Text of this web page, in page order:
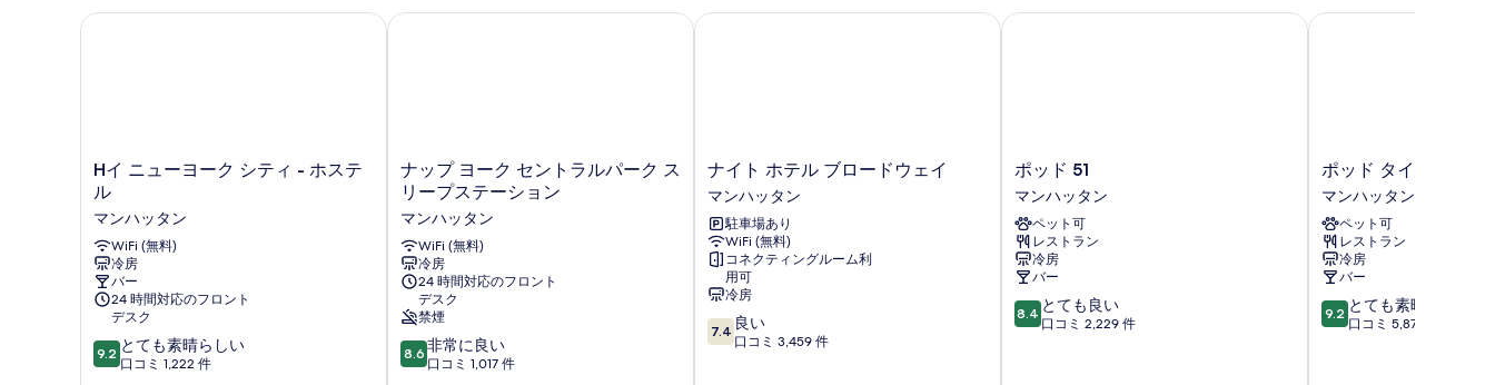
H
イ
ュ
ー
ヨ
ー
ク
テ
ィ
Hイ ニューヨーク シティ - ホステ
ル
マンハッタン
WiFi (無料)
冷房
バー
24 時間対応のフロント
デスク
10
段
9.2 とても素晴らしい
口コミ 1,222 件
Hイ ニューヨーク シティ - ホステル
ナ
ッ
プ
ヨ
ー
ク
セ
ン
ト
ラ
ル
ナップ ヨーク セントラルパーク ス
リープステーション
マンハッタン
WiFi (無料)
冷房
24 時間対応のフロント
デスク
禁煙
10
段
8.6 非常に良い
口コミ 1,017 件
ナップ ヨーク セントラルパーク スリープステーション
ナ
ト
ホ
テ
ル
ブ
ロ
ー
ド
ナイト ホテル ブロードウェイ
マンハッタン
駐車場あり
WiFi (無料)
コネクティングルーム利
用可
冷房
10
段
7.4 良い
口コミ 3,459 件
ナイト ホテル ブロードウェイ
ポ
ド
51
マ
ン
ハ
ッ
タ
ポッド 51
マンハッタン
ペット可
レストラン
冷房
バー
10
段
8.4 とても良い
口コミ 2,229 件
ポッド 51
ポ
ド
タ
イ
ム
ズ
ス
ク
ポッド タイムズ スク
マンハッタン
ペット可
レストラン
冷房
バー
10
段
9.2 とても素晴らしい
口コミ 5,877 件
ポッド タイムズ スク